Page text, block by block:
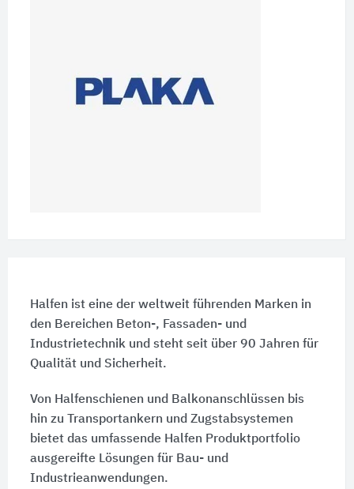
Halfen ist eine der weltweit führenden Marken in
den Bereichen Beton-, Fassaden- und
Industrietechnik und steht seit über 90 Jahren für
Qualität und Sicherheit.
Von Halfenschienen und Balkonanschlüssen bis
hin zu Transportankern und Zugstabsystemen
bietet das umfassende Halfen Produktportfolio
ausgereifte Lösungen für Bau- und
Industrieanwendungen.